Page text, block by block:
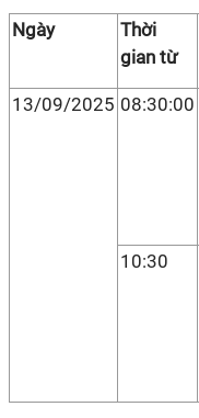
Ngày
Thời
gian từ
13/09/2025 08:30:00
10:30